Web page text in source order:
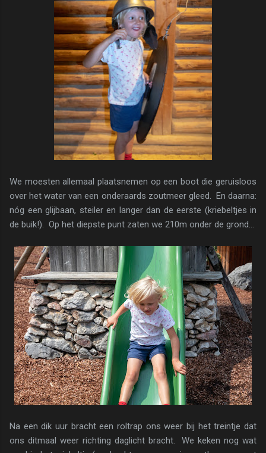
We moesten allemaal plaatsnemen op een boot die geruisloos
over het water van een onderaards zoutmeer gleed. En daarna:
nóg een glijbaan, steiler en langer dan de eerste (kriebeltjes in
de buik!). Op het diepste punt zaten we 210m onder de grond...
Na een dik uur bracht een roltrap ons weer bij het treintje dat
ons ditmaal weer richting daglicht bracht. We keken nog wat